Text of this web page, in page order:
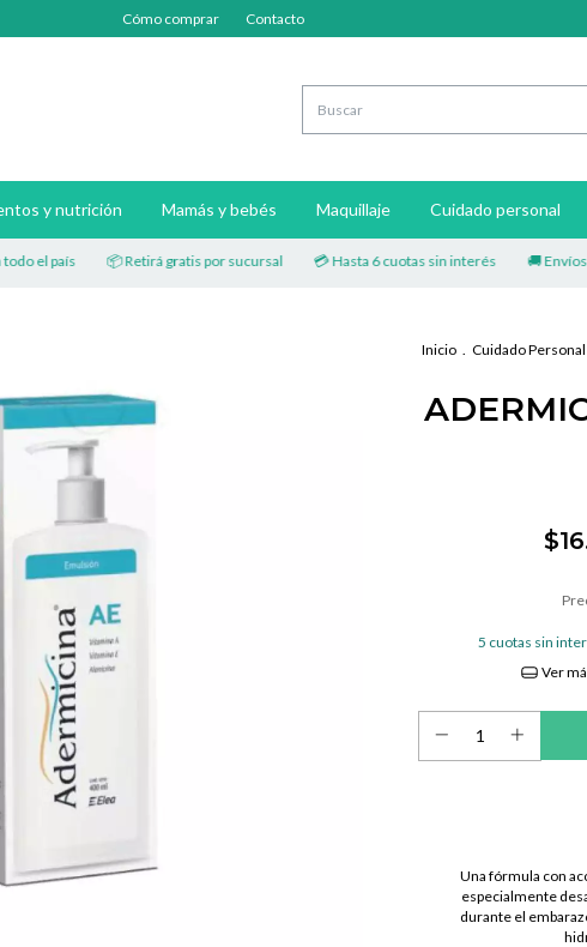
Cómo comprar Contacto
y nutrición Mamás y bebés Maquillaje Cuidado personal
el país 📦 Retirá gratis por sucursal 💳 Hasta 6 cuotas sin interés 🚚 Envíos a
Inicio . Cuidado Personal
5 cuotas sin
Ver
Una fórmula con
especialmente
durante el